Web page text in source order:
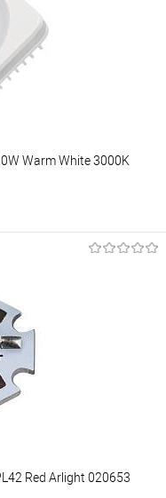
Warm White 3000K
Уточняйте наличие у
Red Arlight 020653